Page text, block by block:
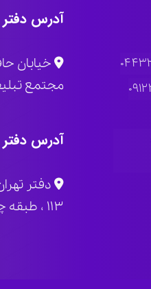
آدرس دفتر
مجتمع
آدرس دفتر
دفتر
۱۱۳ ، طبقه چهار واحد ۴۰۳